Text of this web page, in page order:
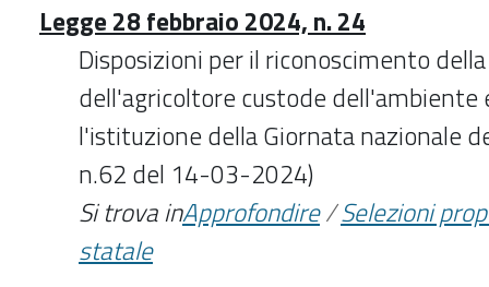
Legge 28 febbraio 2024, n. 24
Disposizioni per il riconoscimento
dell'agricoltore custode
l'istituzione della Giornata nazionale
n.62 del 14-03-2024)
Si trova inApprofondire/Selezioni
statale